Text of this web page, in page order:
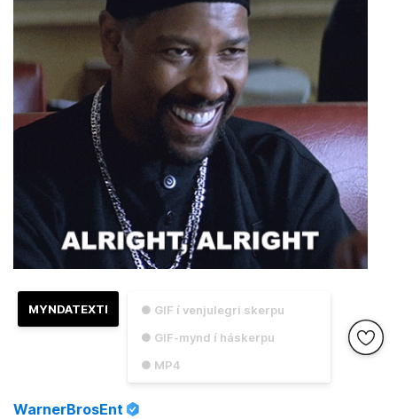
● GIF í venjulegri skerpu
● GIF-mynd í háskerpu
● MP4
MYNDATEXTI
WarnerBrosEnt